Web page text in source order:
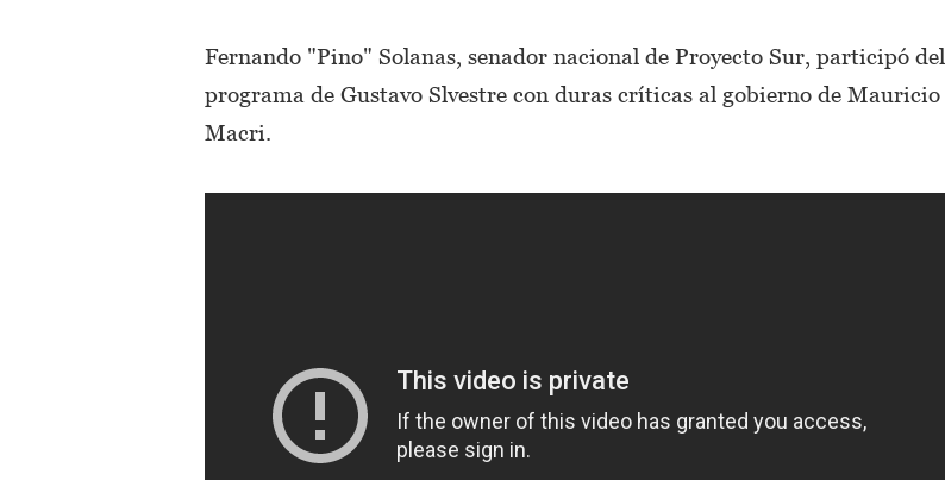
Fernando "Pino" Solanas, senador nacional de Proyecto Sur, participó del
programa de Gustavo Slvestre con duras críticas al gobierno de Mauricio
Macri.